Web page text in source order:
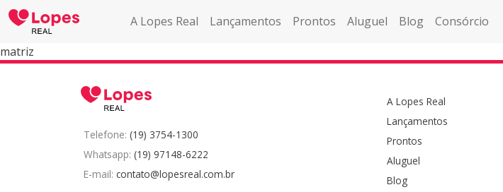
A Lopes Real Lançamentos Prontos Aluguel Blog Consórcio
matriz
Telefone: (19) 3754-1300
Whatsapp: (19) 97148-6222
E-mail: contato@lopesreal.com.br
A Lopes Real
Lançamentos
Prontos
Aluguel
Blog